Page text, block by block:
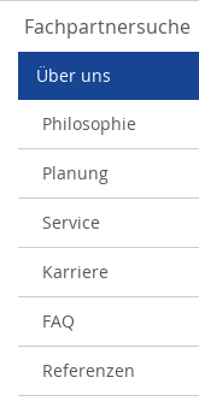
Fachpartnersuche
Über uns
Philosophie
Planung
Service
Karriere
FAQ
Referenzen